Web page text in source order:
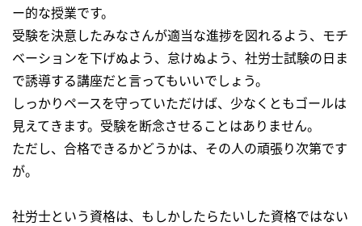
ー的な授業です。
受験を決意したみなさんが適当な進捗を図れるよう、モチ
ベーションを下げぬよう、怠けぬよう、社労士試験の日ま
で誘導する講座だと言ってもいいでしょう。
しっかりペースを守っていただけば、少なくともゴールは
見えてきます。受験を断念させることはありません。
ただし、合格できるかどうかは、その人の頑張り次第です
が。
社労士という資格は、もしかしたらたいした資格ではない